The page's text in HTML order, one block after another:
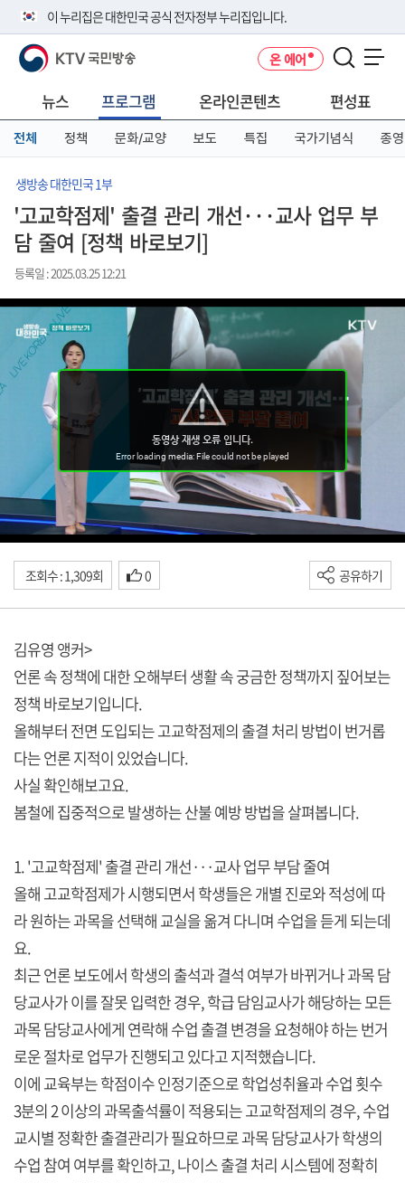
이 누리집은 대한민국 공식 전자정부 누리집입니다.
공식 누리집 주소 확인하기
니다.
이밖에 or.kr 또는 .kr등 다른 도메인 주소를 사용하고 있다면 아래 URL에
서 도메인 주소를 확인해 보세요
KTV 국민방송 온 에어
뉴스 프로그램 온라인콘텐츠 편성표
전체 정책 문화/교양 보도 특집 국가기념식 종영
생방송 대한민국 1부
'고교학점제' 출결 관리 개선···교사 업무 부
담 줄여 [정책 바로보기]
등록일 : 2025.03.25 12:21
조회수 : 1,309회 0 공유하기
김유영 앵커>
언론 속 정책에 대한 오해부터 생활 속 궁금한 정책까지 짚어보는
정책 바로보기입니다.
올해부터 전면 도입되는 고교학점제의 출결 처리 방법이 번거롭
다는 언론 지적이 있었습니다.
사실 확인해보고요.
봄철에 집중적으로 발생하는 산불 예방 방법을 살펴봅니다.
1. '고교학점제' 출결 관리 개선···교사 업무 부담 줄여
올해 고교학점제가 시행되면서 학생들은 개별 진로와 적성에 따
라 원하는 과목을 선택해 교실을 옮겨 다니며 수업을 듣게 되는데
요.
최근 언론 보도에서 학생의 출석과 결석 여부가 바뀌거나 과목 담
당교사가 이를 잘못 입력한 경우, 학급 담임교사가 해당하는 모든
과목 담당교사에게 연락해 수업 출결 변경을 요청해야 하는 번거
로운 절차로 업무가 진행되고 있다고 지적했습니다.
이에 교육부는 학점이수 인정기준으로 학업성취율과 수업 횟수
3분의 2 이상의 과목출석률이 적용되는 고교학점제의 경우, 수업
교시별 정확한 출결관리가 필요하므로 과목 담당교사가 학생의
수업 참여 여부를 확인하고, 나이스 출결 처리 시스템에 정확히